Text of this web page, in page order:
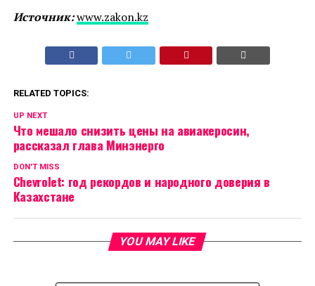
Источник:www.zakon.kz
RELATED TOPICS:
UP NEXT
Что мешало снизить цены на авиакеросин,
рассказал глава Минэнерго
DON'T MISS
Chevrolet: год рекордов и народного доверия в
Казахстане
YOU MAY LIKE